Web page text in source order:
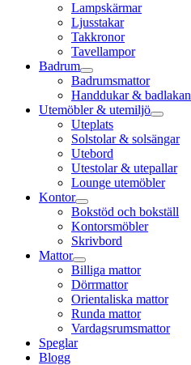
Lampskärmar
Ljusstakar
Takkronor
Tavellampor
Badrum
Badrumsmattor
Handdukar & badlakan
Utemöbler & utemiljö
Uteplats
Solstolar & solsängar
Utebord
Utestolar & utepallar
Lounge utemöbler
Kontor
Bokstöd och bokställ
Kontorsmöbler
Skrivbord
Mattor
Billiga mattor
Dörrmattor
Orientaliska mattor
Runda mattor
Vardagsrumsmattor
Speglar
Blogg